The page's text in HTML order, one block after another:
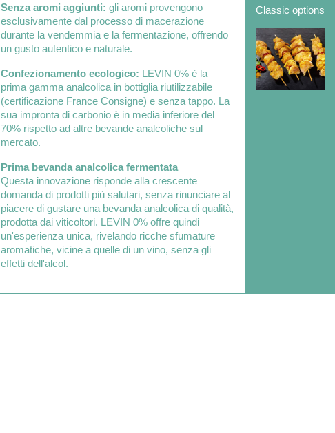
Senza aromi aggiunti: gli aromi provengono
esclusivamente dal processo di macerazione
durante la vendemmia e la fermentazione, offrendo
un gusto autentico e naturale.
Confezionamento ecologico: LEVIN 0% è la
prima gamma analcolica in bottiglia riutilizzabile
(certificazione France Consigne) e senza tappo. La
sua impronta di carbonio è in media inferiore del
70% rispetto ad altre bevande analcoliche sul
mercato.
Prima bevanda analcolica fermentata
Questa innovazione risponde alla crescente
domanda di prodotti più salutari, senza rinunciare al
piacere di gustare una bevanda analcolica di qualità,
prodotta dai viticoltori. LEVIN 0% offre quindi
un'esperienza unica, rivelando ricche sfumature
aromatiche, vicine a quelle di un vino, senza gli
effetti dell'alcol.
Classic options